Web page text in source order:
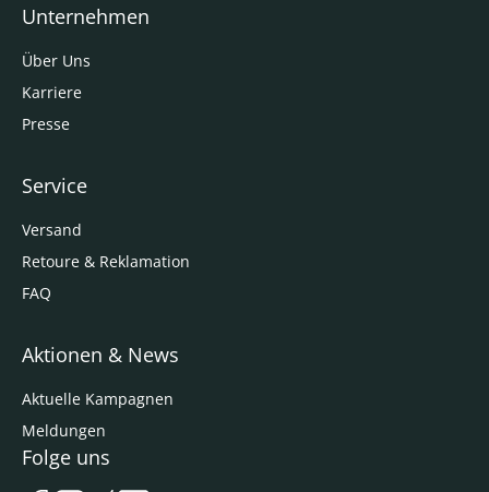
Unternehmen
Über Uns
Karriere
Presse
Service
Versand
Retoure & Reklamation
FAQ
Aktionen & News
Aktuelle Kampagnen
Meldungen
Folge uns